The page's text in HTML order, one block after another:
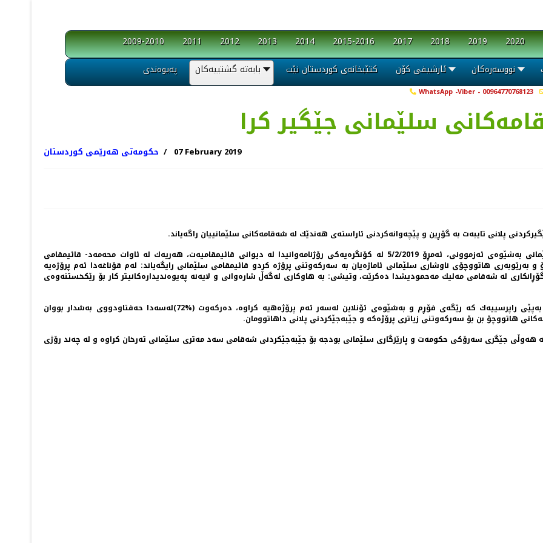
2009-2010 2011 2012 2013 2014 2015-2016 2017 2018 2019 2020
پەیوەندی
بابەتە گشتییەکان کتێبخانەی کوردستان نێت ئارشیفی کۆن نووسەرەکان
WhatsApp -Viber - 00964770768123
سلێمانی جێگیر كرا
حکومەتی هەرێمی کوردستان 07 February 2019
پلانی تایبه‌ت به‌ گۆڕین و پێچه‌وانه‌كردنی ئاراسته‌ی هه‌ندێك له‌ شه‌قامه‌كانی سلێمانییان راگه‌یاند.
دوای چوار رۆژی جێبه‌جێكردنی پلانه‌ نوێیه‌كه‌ی هاتووچۆی سلێمانی به‌شێوه‌ی ئه‌زموونی، ئه‌مڕۆ 5/2/2019 له‌ كۆنگره‌یه‌كی رۆژنامه‌وانیدا له‌ دیوانی قائیمقامیه‌ت، هه‌ریه‌ك له‌ ئاوات محه‌مه‌د- قائیمقامی
هاتووچۆی ناوشاری سلێمانی ئاماژه‌یان به‌ سه‌ركه‌وتنی پرۆژه‌ كردو قائیمقامی سلێمانی رایگه‌یاند: له‌م قۆناغه‌دا ئه‌م پرۆژه‌یه‌
له‌ شه‌قامی مه‌لیك مه‌حمودیشدا ده‌كرێت، وتیشی: به‌ هاوكاری له‌گه‌ڵ شاره‌وانی و لایه‌نه‌ په‌یوه‌ندیداره‌كانیتر كار بۆ رێكخستنه‌وه‌ی
دواتر به‌ڕێوبه‌ری گشتی هاتووچۆی سلێمانی ئاماژه‌ی به‌وه‌كرد به‌پێی راپرسییه‌ك كه‌ رێگه‌ی فۆڕم و به‌شێوه‌ی ئۆنلاین له‌سه‌ر ئه‌م پرۆژه‌ه‌یه‌ كراوه‌، ده‌ركه‌وت (%72)له‌سه‌دا حه‌فتاودووی به‌شدار بووان
هاتووچۆ بن بۆ سه‌ركه‌وتنی زیاتری پرۆژه‌كه‌ و جێبه‌جێكردنی پلانی داهاتوومان.
به‌ هه‌وڵی جێگری سه‌رۆكی حكومه‌ت و پارێزگاری سلێمانی بودجه‌ بۆ جێبه‌جێكردنی شه‌قامی سه‌د مه‌تری سلێمانی ته‌رخان كراوه‌ و له‌ چه‌ند رۆژی